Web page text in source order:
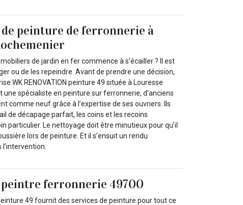
peinture de ferronnerie à
de jardin en fer commence à s’écailler ? Il est
ou de les repeindre. Avant de prendre une décision,
WK RENOVATION peinture 49 située à Louresse
une spécialiste en peinture sur ferronnerie, d’anciens
comme neuf grâce à l’expertise de ses ouvriers. Ils
de décapage parfait, les coins et les recoins
particulier. Le nettoyage doit être minutieux pour qu’il
lors de peinture. Et il s’ensuit un rendu
peintre ferronnerie 49700
49 fournit des services de peinture pour tout ce